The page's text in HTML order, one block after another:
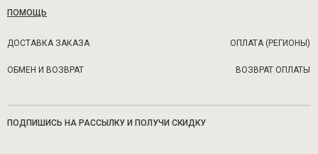
ПОМОЩЬ
ДОСТАВКА ЗАКАЗА ОПЛАТА (РЕГИОНЫ)
ОБМЕН И ВОЗВРАТ ВОЗВРАТ ОПЛАТЫ
ПОДПИШИСЬ НА РАССЫЛКУ И ПОЛУЧИ СКИДКУ